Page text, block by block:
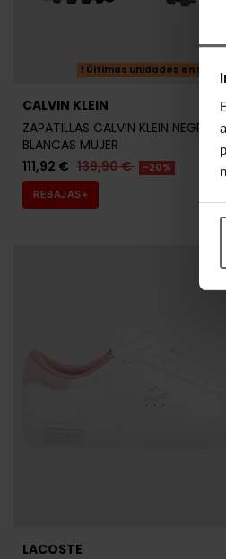
Últimas unidades en stock
CALVIN KLEIN
ZAPATILLAS CALVIN KLEIN NEGRAS
BLANCAS MUJER
111,92 € 139,90 € -20%
REBAJAS+
LACOSTE